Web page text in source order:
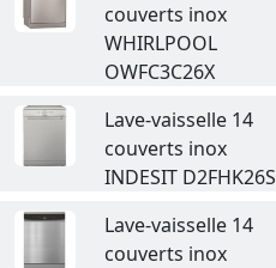
couverts inox
WHIRLPOOL
OWFC3C26X
Lave-vaisselle 14
couverts inox
INDESIT D2FHK26S
Lave-vaisselle 14
couverts inox